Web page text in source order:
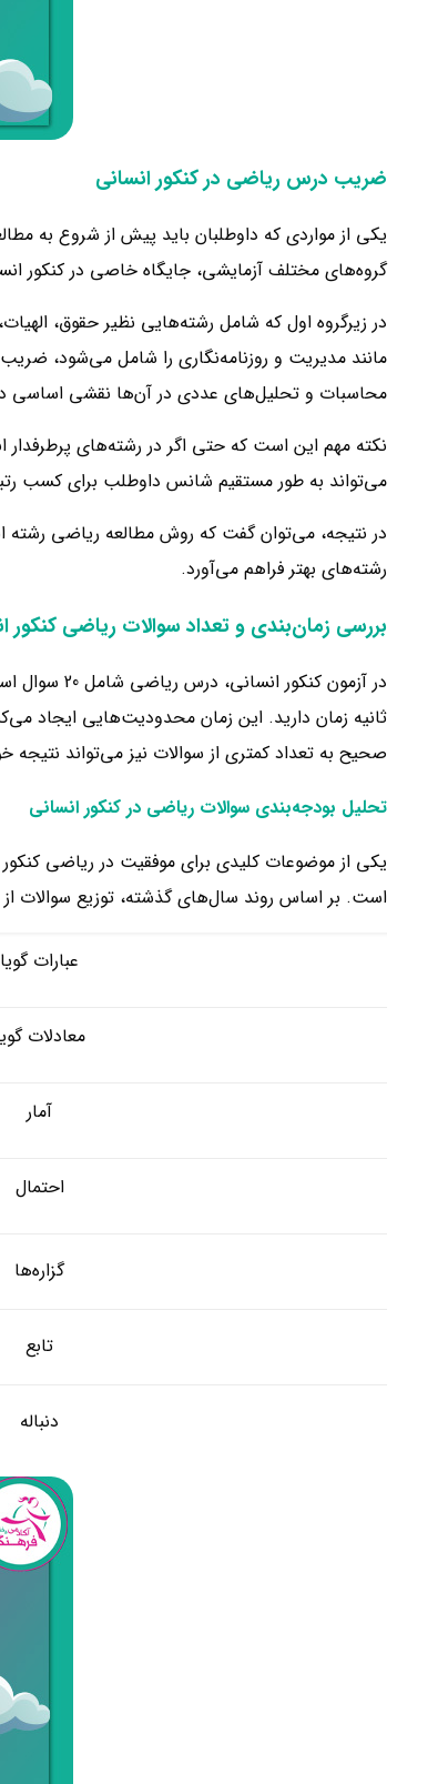
ضریب درس ریاضی در کنکور انسانی
یکی از مواردی که داوطلبان باید پیش از شروع به
گروه‌های مختلف آزمایشی، جایگاه خاصی در کنکور
محاسبات و تحلیل‌های عددی در آن‌ها نقشی اساسی
نکته مهم این است که حتی اگر در رشته‌های پرطرفدار
می‌تواند به طور مستقیم شانس داوطلب برای کسب
در نتیجه، می‌توان گفت که روش مطالعه ریاضی رشته
رشته‌های بهتر فراهم می‌آورد.
بررسی زمان‌بندی و تعداد سوالات ریاضی کنکور
ثانیه زمان دارید. این زمان محدودیت‌هایی ایجاد
صحیح به تعداد کمتری از سوالات نیز می‌تواند
تحلیل بودجه‌بندی سوالات ریاضی در کنکور انسانی
یکی از موضوعات کلیدی برای موفقیت در ریاضی
است. بر اساس روند سال‌های گذشته، توزیع سوالات
عبارات گویا
معادلات
آمار
احتمال
گزاره‌ها
تابع
دنباله